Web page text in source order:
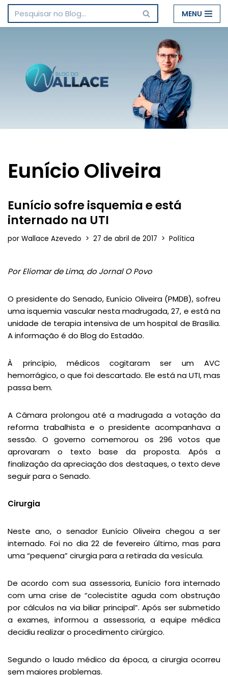
Pular
conteúdo
MENU
Eunício Oliveira
Eunício sofre isquemia e está
internado na UTI
por Wallace Azevedo 27 de abril de 2017 Política
Por Eliomar de Lima, do Jornal O Povo
O presidente do Senado, Eunício Oliveira (PMDB), sofreu
uma isquemia vascular nesta madrugada, 27, e está na
unidade de terapia intensiva de um hospital de Brasília.
A informação é do Blog do Estadão.
À princípio, médicos cogitaram ser um AVC
hemorrágico, o que foi descartado. Ele está na UTI, mas
passa bem.
A Câmara prolongou até a madrugada a votação da
reforma trabalhista e o presidente acompanhava a
sessão. O governo comemorou os 296 votos que
aprovaram o texto base da proposta. Após a
finalização da apreciação dos destaques, o texto deve
seguir para o Senado.
Cirurgia
Neste ano, o senador Eunício Oliveira chegou a ser
internado. Foi no dia 22 de fevereiro último, mas para
uma “pequena” cirurgia para a retirada da vesícula.
De acordo com sua assessoria, Eunício fora internado
com uma crise de “colecistite aguda com obstrução
por cálculos na via biliar principal”. Após ser submetido
a exames, informou a assessoria, a equipe médica
decidiu realizar o procedimento cirúrgico.
Segundo o laudo médico da época, a cirurgia ocorreu
sem maiores problemas.